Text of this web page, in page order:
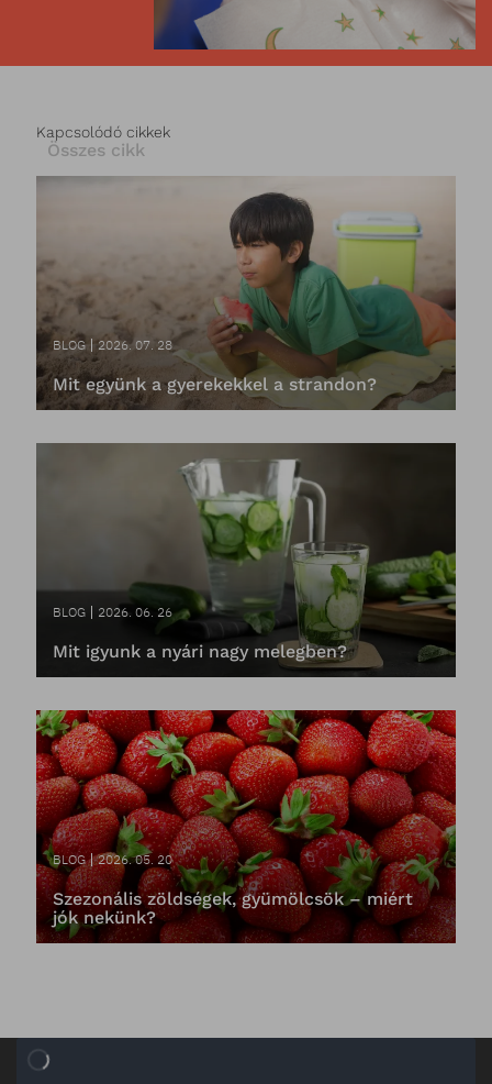
Kapcsolódó cikkek
Összes cikk
BLOG 2026. 07. 28
Mit együnk a gyerekekkel a strandon?
BLOG 2026. 06. 26
Mit igyunk a nyári nagy melegben?
BLOG 2026. 05. 20
Szezonális zöldségek, gyümölcsök – miért
jók nekünk?